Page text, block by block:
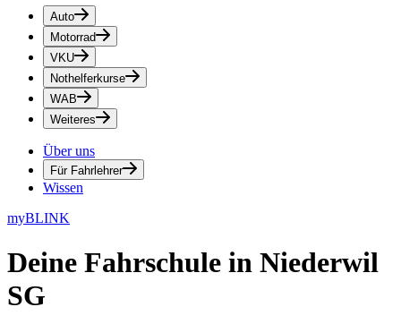
Auto
Motorrad
VKU
Nothelferkurse
WAB
Weiteres
Über uns
Für Fahrlehrer
Wissen
myBLINK
Deine Fahrschule in Niederwil
SG